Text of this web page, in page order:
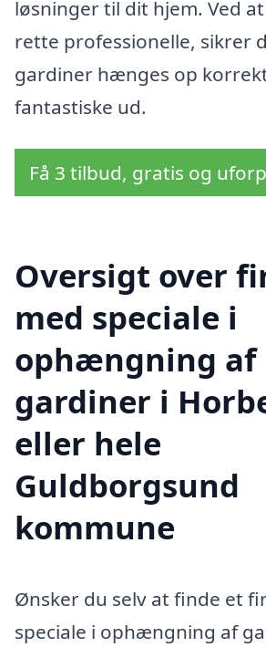
løsninger til dit hjem. Ved
rette professionelle, sikrer
gardiner hænges op
fantastiske ud.
Få 3 tilbud, gratis og
Oversigt over
med speciale i
ophængning af
gardiner i
eller hele
Guldborgsund
kommune
Ønsker du selv at finde et
speciale i ophængning af